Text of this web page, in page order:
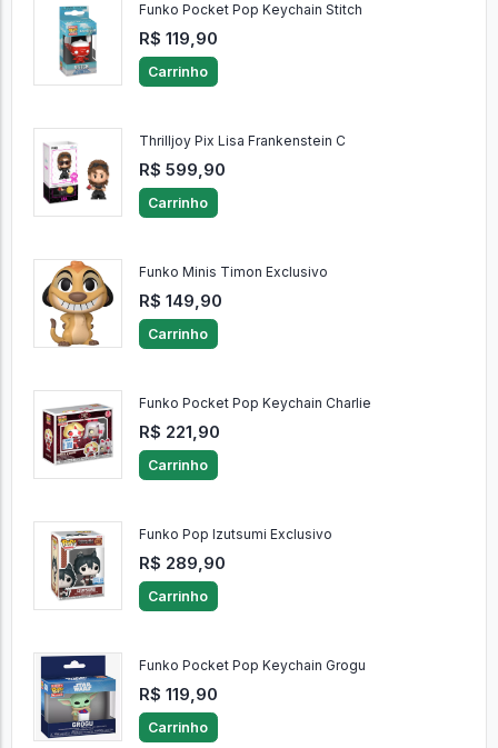
Funko Pocket Pop Keychain Stitch
R$ 119,90
Carrinho
Thrilljoy Pix Lisa Frankenstein C
R$ 599,90
Carrinho
Funko Minis Timon Exclusivo
R$ 149,90
Carrinho
Funko Pocket Pop Keychain Charlie
R$ 221,90
Carrinho
Funko Pop Izutsumi Exclusivo
R$ 289,90
Carrinho
Funko Pocket Pop Keychain Grogu
R$ 119,90
Carrinho